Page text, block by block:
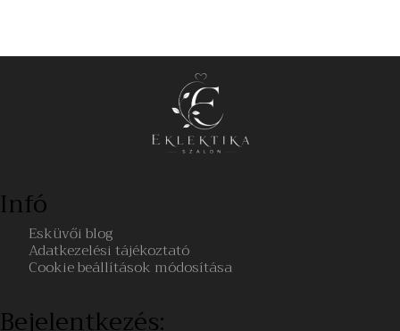
Infó
Esküvői blog
Adatkezelési tájékoztató
Cookie beállítások módosítása
Bejelentkezés: